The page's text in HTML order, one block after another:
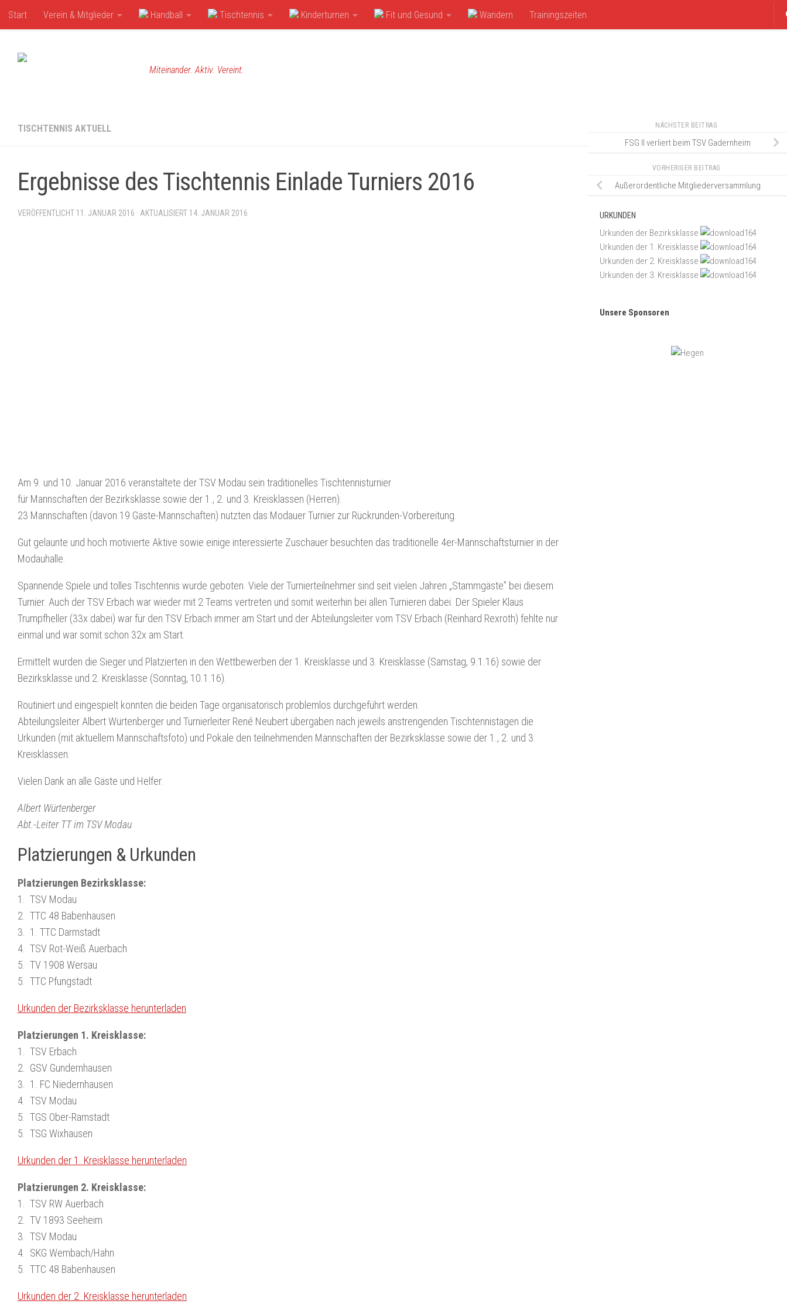
Zum Inhalt springen
Start Verein & Mitglieder Handball Tischtennis Kinderturnen Fit und Gesund Wandern Trainingszeiten
Miteinander. Aktiv. Vereint.
TISCHTENNIS AKTUELL
Ergebnisse des Tischtennis Einlade Turniers 2016
VERÖFFENTLICHT 11. JANUAR 2016 · AKTUALISIERT 14. JANUAR 2016
Am 9. und 10. Januar 2016 veranstaltete der TSV Modau sein traditionelles Tischtennisturnier
für Mannschaften der Bezirksklasse sowie der 1., 2. und 3. Kreisklassen (Herren).
23 Mannschaften (davon 19 Gäste-Mannschaften) nutzten das Modauer Turnier zur Rückrunden-Vorbereitung.
Gut gelaunte und hoch motivierte Aktive sowie einige interessierte Zuschauer besuchten das traditionelle 4er-Mannschaftsturnier in der
Modauhalle.
Spannende Spiele und tolles Tischtennis wurde geboten. Viele der Turnierteilnehmer sind seit vielen Jahren „Stammgäste” bei diesem
Turnier. Auch der TSV Erbach war wieder mit 2 Teams vertreten und somit weiterhin bei allen Turnieren dabei. Der Spieler Klaus
Trumpfheller (33x dabei) war für den TSV Erbach immer am Start und der Abteilungsleiter vom TSV Erbach (Reinhard Rexroth) fehlte nur
einmal und war somit schon 32x am Start.
Ermittelt wurden die Sieger und Platzierten in den Wettbewerben der 1. Kreisklasse und 3. Kreisklasse (Samstag, 9.1.16) sowie der
Bezirksklasse und 2. Kreisklasse (Sonntag, 10.1.16).
Routiniert und eingespielt konnten die beiden Tage organisatorisch problemlos durchgeführt werden.
Abteilungsleiter Albert Würtenberger und Turnierleiter René Neubert übergaben nach jeweils anstrengenden Tischtennistagen die
Urkunden (mit aktuellem Mannschaftsfoto) und Pokale den teilnehmenden Mannschaften der Bezirksklasse sowie der 1., 2. und 3.
Kreisklassen.
Vielen Dank an alle Gäste und Helfer.
Albert Würtenberger
Abt.-Leiter TT im TSV Modau
Platzierungen & Urkunden
Platzierungen Bezirksklasse:
1. TSV Modau
2. TTC 48 Babenhausen
3. 1. TTC Darmstadt
4. TSV Rot-Weiß Auerbach
5. TV 1908 Wersau
5. TTC Pfungstadt
Urkunden der Bezirksklasse herunterladen
Platzierungen 1. Kreisklasse:
1. TSV Erbach
2. GSV Gundernhausen
3. 1. FC Niedernhausen
4. TSV Modau
5. TGS Ober-Ramstadt
5. TSG Wixhausen
Urkunden der 1. Kreisklasse herunterladen
Platzierungen 2. Kreisklasse:
1. TSV RW Auerbach
2. TV 1893 Seeheim
3. TSV Modau
4. SKG Wembach/Hahn
5. TTC 48 Babenhausen
Urkunden der 2. Kreisklasse herunterladen
NÄCHSTER BEITRAG
FSG II verliert beim TSV Gadernheim
VORHERIGER BEITRAG
Außerordentliche Mitgliederversammlung
URKUNDEN
Urkunden der Bezirksklasse
Urkunden der 1. Kreisklasse
Urkunden der 2. Kreisklasse
Urkunden der 3. Kreisklasse
Unsere Sponsoren